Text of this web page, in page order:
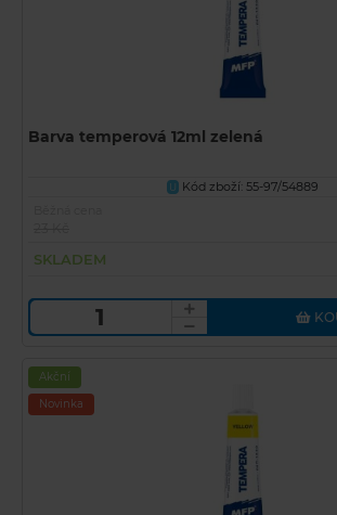
Barva temperová 12ml zelená
U
Kód zboží: 55-97/54889
SKLADEM
Akční
Novinka